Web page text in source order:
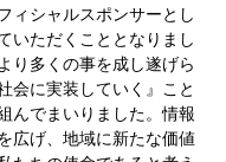
ィシャルスポンサーとし
いただくこととなりまし
り多くの事を成し遂げら
会に実装していく』こと
んでまいりました。情報
広げ、地域に新たな価値